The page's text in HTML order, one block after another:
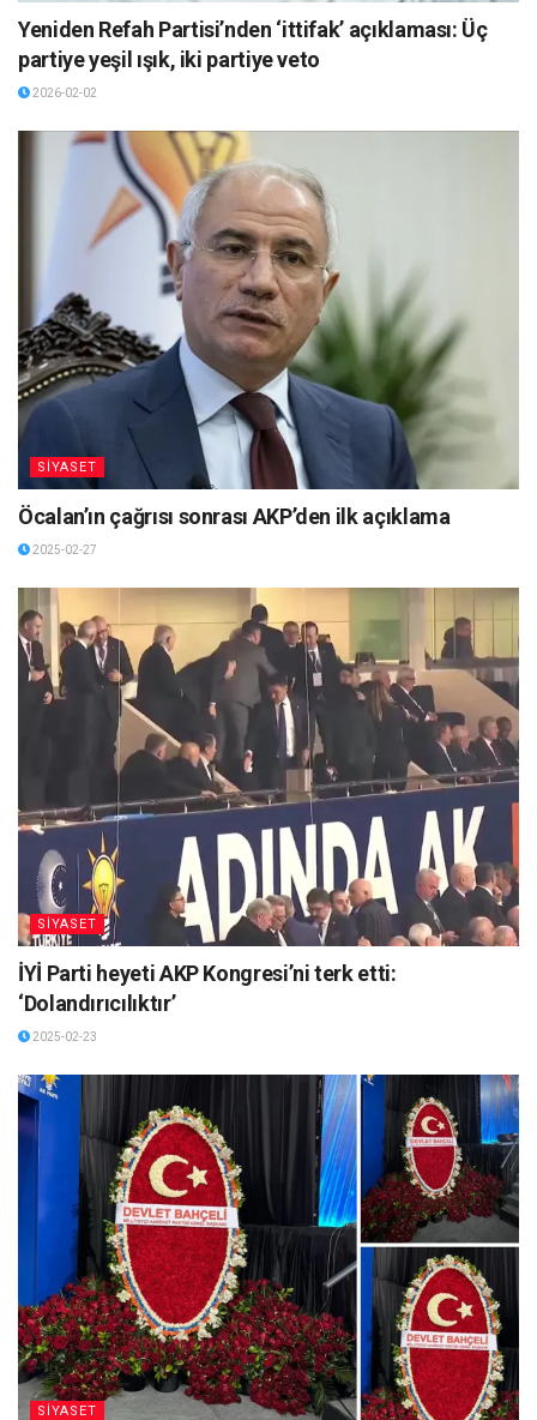
Yeniden Refah Partisi’nden ‘ittifak’ açıklaması: Üç
partiye yeşil ışık, iki partiye veto
2026-02-02
SİYASET
Öcalan’ın çağrısı sonrası AKP’den ilk açıklama
2025-02-27
SİYASET
İYİ Parti heyeti AKP Kongresi’ni terk etti:
‘Dolandırıcılıktır’
2025-02-23
SİYASET